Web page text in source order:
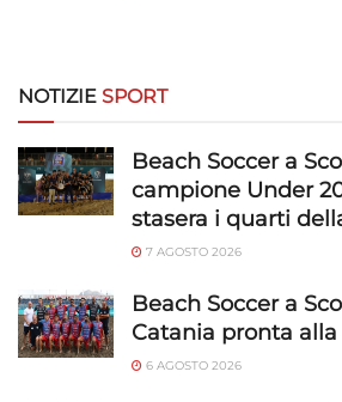
NOTIZIE SPORT
Beach Soccer a
campione Under
stasera i quarti
7 AGOSTO 2026
Beach Soccer a
Catania pronta
6 AGOSTO 2026